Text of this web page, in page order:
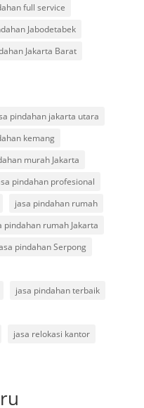
full service
Jabodetabek
Jakarta Barat
pindahan jakarta utara
kemang
murah Jakarta
pindahan profesional
jasa pindahan rumah
pindahan rumah Jakarta
pindahan Serpong
jasa pindahan terbaik
jasa relokasi kantor